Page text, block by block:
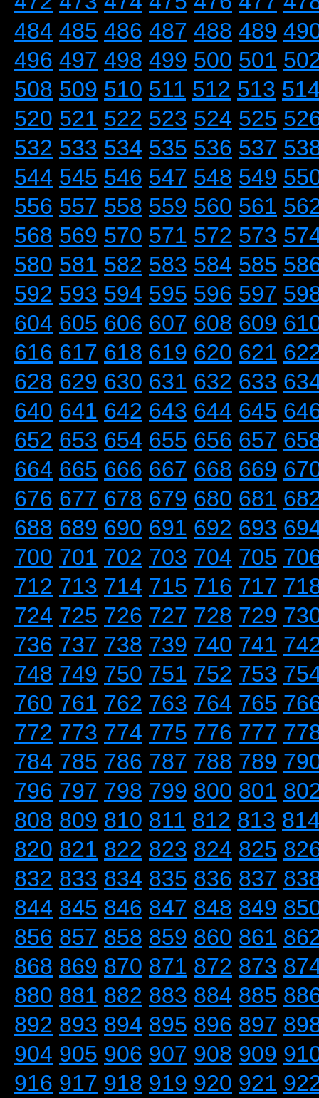
484 485 486 487 488 489
496 497 498 499 500 501
508 509 510 511 512 513
520 521 522 523 524 525
532 533 534 535 536 537
544 545 546 547 548 549
556 557 558 559 560 561
568 569 570 571 572 573
580 581 582 583 584 585
592 593 594 595 596 597
604 605 606 607 608 609
616 617 618 619 620 621
628 629 630 631 632 633
640 641 642 643 644 645
652 653 654 655 656 657
664 665 666 667 668 669
676 677 678 679 680 681
688 689 690 691 692 693
700 701 702 703 704 705
712 713 714 715 716 717
724 725 726 727 728 729
736 737 738 739 740 741
748 749 750 751 752 753
760 761 762 763 764 765
772 773 774 775 776 777
784 785 786 787 788 789
796 797 798 799 800 801
808 809 810 811 812 813
820 821 822 823 824 825
832 833 834 835 836 837
844 845 846 847 848 849
856 857 858 859 860 861
868 869 870 871 872 873
880 881 882 883 884 885
892 893 894 895 896 897
904 905 906 907 908 909
916 917 918 919 920 921